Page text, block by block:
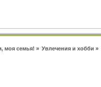
моя семья! » Увлечения и хобби »